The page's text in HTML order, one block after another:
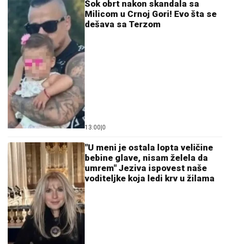
"MA NEK ME UBIJU, UHVATILA ME
NEKA SVEJEDNOĆA"Isplivala
prepiska Zvicerovih prljavih
policajaca: "Čitav me život jure, nek
urade to da počinem" (FOTO)
"NISAM HTEO DA UČESTVUJEM U
TOME"
napustio "Zvezde Granda": "Svađe su
iscenirane, žiri je bitniji od takmičara"
POŠAST BIBLIJSKIH RAZMERA PREKRILA RUSIJU!
Nebo se zacrnelo, snimcak ledi krv u žilama
DRAVA "PALA" NA MINIMUM: